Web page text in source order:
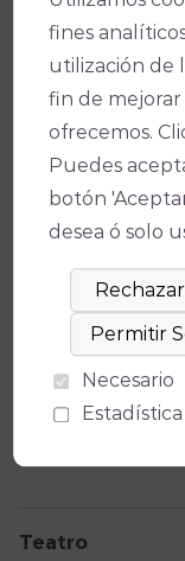
Ficha
Teatro
fines
utilización de
fin de mejorar
ofrecemos.
Puedes
botón
desea ó solo
Necesario
Estadística